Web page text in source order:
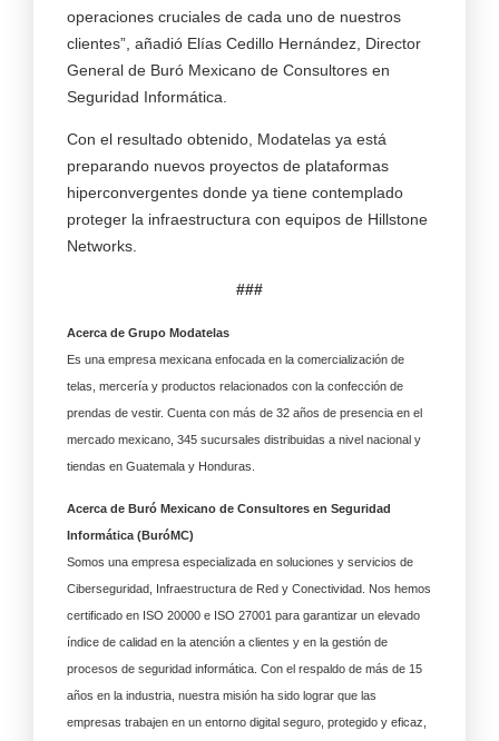
operaciones cruciales de cada uno de nuestros
clientes”, añadió Elías Cedillo Hernández, Director
General de Buró Mexicano de Consultores en
Seguridad Informática.
Con el resultado obtenido, Modatelas ya está
preparando nuevos proyectos de plataformas
hiperconvergentes donde ya tiene contemplado
proteger la infraestructura con equipos de Hillstone
Networks.
###
Acerca de Grupo Modatelas
Es una empresa mexicana enfocada en la comercialización de
telas, mercería y productos relacionados con la confección de
prendas de vestir. Cuenta con más de 32 años de presencia en el
mercado mexicano, 345 sucursales distribuidas a nivel nacional y
tiendas en Guatemala y Honduras.
Acerca de Buró Mexicano de Consultores en Seguridad
Informática (BuróMC)
Somos una empresa especializada en soluciones y servicios de
Ciberseguridad, Infraestructura de Red y Conectividad. Nos hemos
certificado en ISO 20000 e ISO 27001 para garantizar un elevado
índice de calidad en la atención a clientes y en la gestión de
procesos de seguridad informática. Con el respaldo de más de 15
años en la industria, nuestra misión ha sido lograr que las
empresas trabajen en un entorno digital seguro, protegido y eficaz,